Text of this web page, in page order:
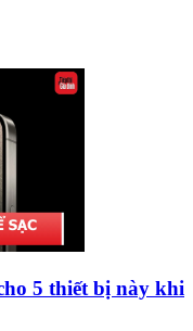
5 thiết bị này khi